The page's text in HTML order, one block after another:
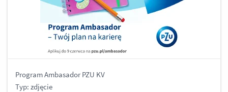
Program Ambasador PZU KV
Typ: zdjęcie